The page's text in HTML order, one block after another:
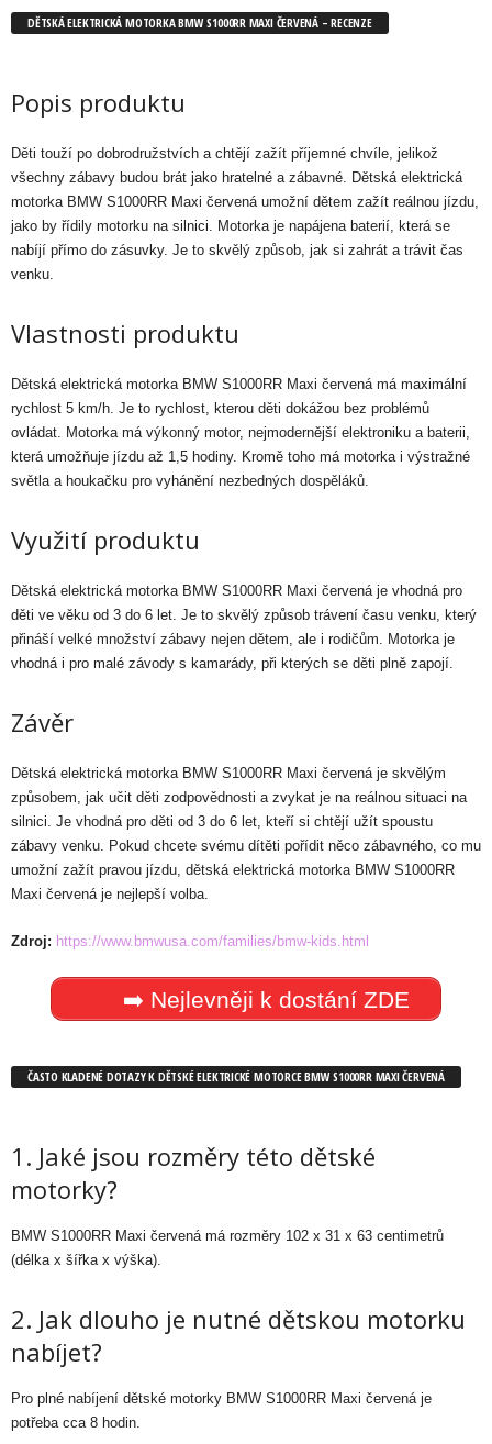
DĚTSKÁ ELEKTRICKÁ MOTORKA BMW S1000RR MAXI ČERVENÁ – RECENZE
Popis produktu
Děti touží po dobrodružstvích a chtějí zažít příjemné chvíle, jelikož
všechny zábavy budou brát jako hratelné a zábavné. Dětská elektrická
motorka BMW S1000RR Maxi červená umožní dětem zažít reálnou jízdu,
jako by řídily motorku na silnici. Motorka je napájena baterií, která se
nabíjí přímo do zásuvky. Je to skvělý způsob, jak si zahrát a trávit čas
venku.
Vlastnosti produktu
Dětská elektrická motorka BMW S1000RR Maxi červená má maximální
rychlost 5 km/h. Je to rychlost, kterou děti dokážou bez problémů
ovládat. Motorka má výkonný motor, nejmodernější elektroniku a baterii,
která umožňuje jízdu až 1,5 hodiny. Kromě toho má motorka i výstražné
světla a houkačku pro vyhánění nezbedných dospěláků.
Využití produktu
Dětská elektrická motorka BMW S1000RR Maxi červená je vhodná pro
děti ve věku od 3 do 6 let. Je to skvělý způsob trávení času venku, který
přináší velké množství zábavy nejen dětem, ale i rodičům. Motorka je
vhodná i pro malé závody s kamarády, při kterých se děti plně zapojí.
Závěr
Dětská elektrická motorka BMW S1000RR Maxi červená je skvělým
způsobem, jak učit děti zodpovědnosti a zvykat je na reálnou situaci na
silnici. Je vhodná pro děti od 3 do 6 let, kteří si chtějí užít spoustu
zábavy venku. Pokud chcete svému dítěti pořídit něco zábavného, co mu
umožní zažít pravou jízdu, dětská elektrická motorka BMW S1000RR
Maxi červená je nejlepší volba.
Zdroj: https://www.bmwusa.com/families/bmw-kids.html
➡️ Nejlevněji k dostání ZDE
ČASTO KLADENÉ DOTAZY K DĚTSKÉ ELEKTRICKÉ MOTORCE BMW S1000RR MAXI ČERVENÁ
1. Jaké jsou rozměry této dětské
motorky?
BMW S1000RR Maxi červená má rozměry 102 x 31 x 63 centimetrů
(délka x šířka x výška).
2. Jak dlouho je nutné dětskou motorku
nabíjet?
Pro plné nabíjení dětské motorky BMW S1000RR Maxi červená je
potřeba cca 8 hodin.